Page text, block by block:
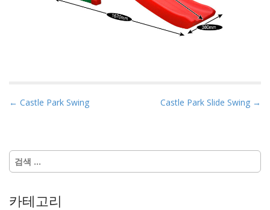
P
t
n
v
← Castle Park Swing Castle Park Slide Swing →
다
음
:카테고리